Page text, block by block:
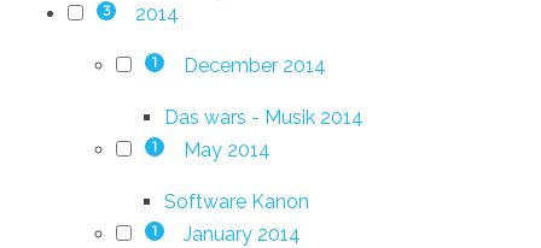
3 2014
1 December 2014
Das wars - Musik 2014
1 May 2014
Software Kanon
1 January 2014